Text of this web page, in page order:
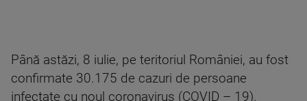
Până astăzi, 8 iulie, pe teritoriul României, au fost
confirmate 30.175 de cazuri de persoane
infectate cu noul coronavirus (COVID – 19).